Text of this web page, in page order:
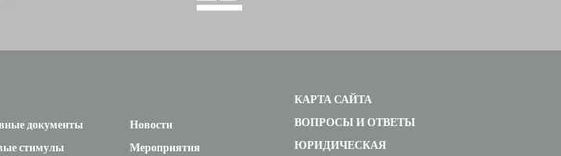
документы
стимулы
Новости
Мероприятия
КАРТА САЙТА
ВОПРОСЫ И ОТВЕТЫ
ЮРИДИЧЕСКАЯ